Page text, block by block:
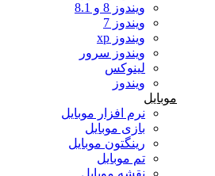
ویندوز 8 و 8.1
ویندوز 7
ویندوز xp
ویندوز سرور
لینوکس
ویندوز
نرم افزار موبایل
بازی موبایل
رینگتون موبایل
تم موبایل
نقشه موبایل